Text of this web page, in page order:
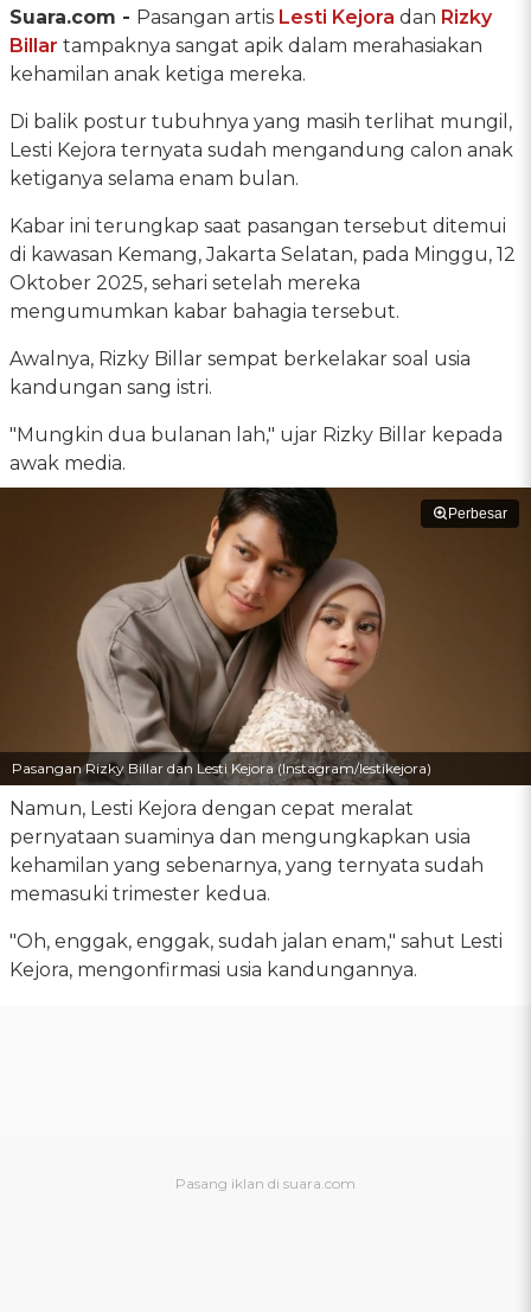
Suara.com - Pasangan artis Lesti Kejora dan Rizky
Billar tampaknya sangat apik dalam merahasiakan
kehamilan anak ketiga mereka.
Di balik postur tubuhnya yang masih terlihat mungil,
Lesti Kejora ternyata sudah mengandung calon anak
ketiganya selama enam bulan.
Kabar ini terungkap saat pasangan tersebut ditemui
di kawasan Kemang, Jakarta Selatan, pada Minggu, 12
Oktober 2025, sehari setelah mereka
mengumumkan kabar bahagia tersebut.
Awalnya, Rizky Billar sempat berkelakar soal usia
kandungan sang istri.
"Mungkin dua bulanan lah," ujar Rizky Billar kepada
awak media.
Perbesar
Pasangan Rizky Billar dan Lesti Kejora (Instagram/lestikejora)
Namun, Lesti Kejora dengan cepat meralat
pernyataan suaminya dan mengungkapkan usia
kehamilan yang sebenarnya, yang ternyata sudah
memasuki trimester kedua.
"Oh, enggak, enggak, sudah jalan enam," sahut Lesti
Kejora, mengonfirmasi usia kandungannya.